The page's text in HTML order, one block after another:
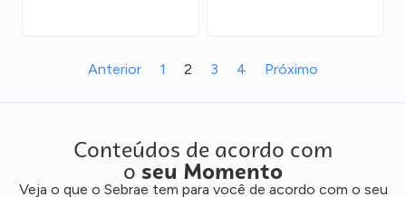
Anterior 1 2 3 4 Próximo
Conteúdos de acordo com
o seu Momento
Veja o que o Sebrae tem para você de acordo com o seu